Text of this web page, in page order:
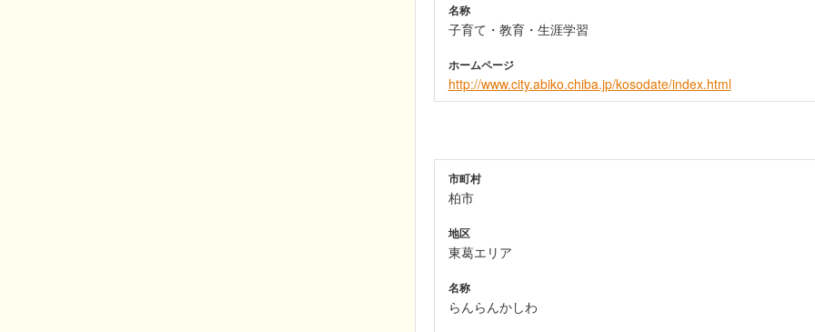
名称
子育て・教育・生涯学習
ホームページ
http://www.city.abiko.chiba.jp/kosodate/index.html
市町村
柏市
地区
東葛エリア
名称
らんらんかしわ